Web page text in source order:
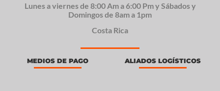
Lunes a viernes de 8:00 Am a 6:00 Pm y Sábados y
Domingos de 8am a 1pm
Costa Rica
MEDIOS DE PAGO ALIADOS LOGÍSTICOS